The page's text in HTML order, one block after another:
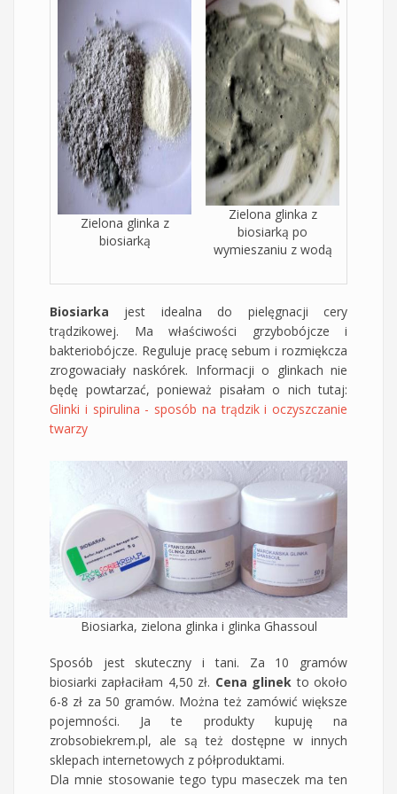
Zielona glinka z
biosiarką
Zielona glinka z
biosiarką po
wymieszaniu z wodą
Biosiarka jest idealna do pielęgnacji cery
trądzikowej. Ma właściwości grzybobójcze i
bakteriobójcze. Reguluje pracę sebum i rozmiękcza
zrogowaciały naskórek. Informacji o glinkach nie
będę powtarzać, ponieważ pisałam o nich tutaj:
Glinki i spirulina - sposób na trądzik i oczyszczanie
twarzy
Biosiarka, zielona glinka i glinka Ghassoul
Sposób jest skuteczny i tani. Za 10 gramów
biosiarki zapłaciłam 4,50 zł. Cena glinek to około
6-8 zł za 50 gramów. Można też zamówić większe
pojemności. Ja te produkty kupuję na
zrobsobiekrem.pl, ale są też dostępne w innych
sklepach internetowych z półproduktami.
Dla mnie stosowanie tego typu maseczek ma ten